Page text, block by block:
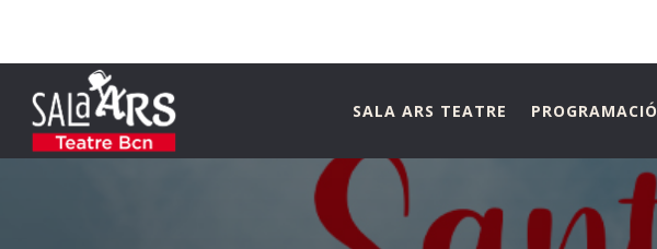
SALA ARS TEATRE PROGRAMACIÓ